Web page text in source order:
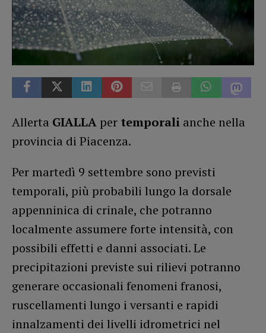
Allerta GIALLA per temporali anche nella
provincia di Piacenza.
Per martedì 9 settembre sono previsti
temporali, più probabili lungo la dorsale
appenninica di crinale, che potranno
localmente assumere forte intensità, con
possibili effetti e danni associati. Le
precipitazioni previste sui rilievi potranno
generare occasionali fenomeni franosi,
ruscellamenti lungo i versanti e rapidi
innalzamenti dei livelli idrometrici nel